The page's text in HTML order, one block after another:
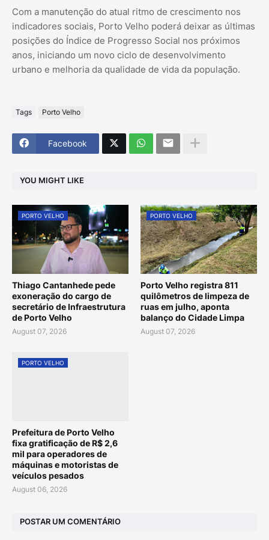
Com a manutenção do atual ritmo de crescimento nos
indicadores sociais, Porto Velho poderá deixar as últimas
posições do Índice de Progresso Social nos próximos
anos, iniciando um novo ciclo de desenvolvimento
urbano e melhoria da qualidade de vida da população.
Tags Porto Velho
Facebook
YOU MIGHT LIKE
PORTO VELHO
Thiago Cantanhede pede
exoneração do cargo de
secretário de Infraestrutura
de Porto Velho
August 07, 2026
PORTO VELHO
Porto Velho registra 811
quilômetros de limpeza de
ruas em julho, aponta
balanço do Cidade Limpa
August 07, 2026
PORTO VELHO
Prefeitura de Porto Velho
fixa gratificação de R$ 2,6
mil para operadores de
máquinas e motoristas de
veículos pesados
August 06, 2026
POSTAR UM COMENTÁRIO